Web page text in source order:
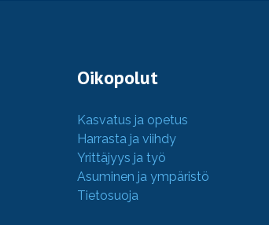
Oikopolut
Kasvatus ja opetus
Harrasta ja viihdy
Yrittäjyys ja työ
Asuminen ja ympäristö
Tietosuoja